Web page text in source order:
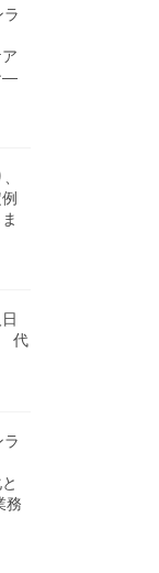
―
代
務